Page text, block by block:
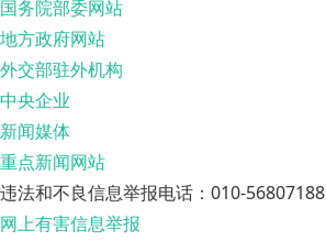
国务院部委网站
地方政府网站
外交部驻外机构
中央企业
新闻媒体
重点新闻网站
违法和不良信息举报电话：010-56807188
网上有害信息举报